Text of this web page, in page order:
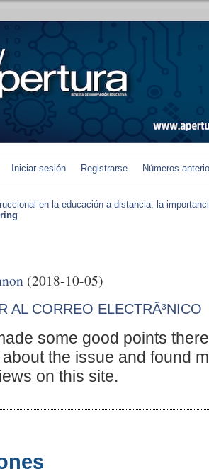
Iniciar sesión Registrarse Números
en la educación a distancia: la
(2018-10-05)
AL CORREO ELECTRÃ³NICO
some good points
the issue and found
on this site.